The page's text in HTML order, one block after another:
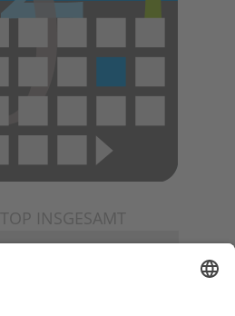
TOP INSGESAMT